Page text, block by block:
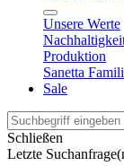
Unsere Werte
Produktion
Sanetta
Sale
Schließen
Letzte